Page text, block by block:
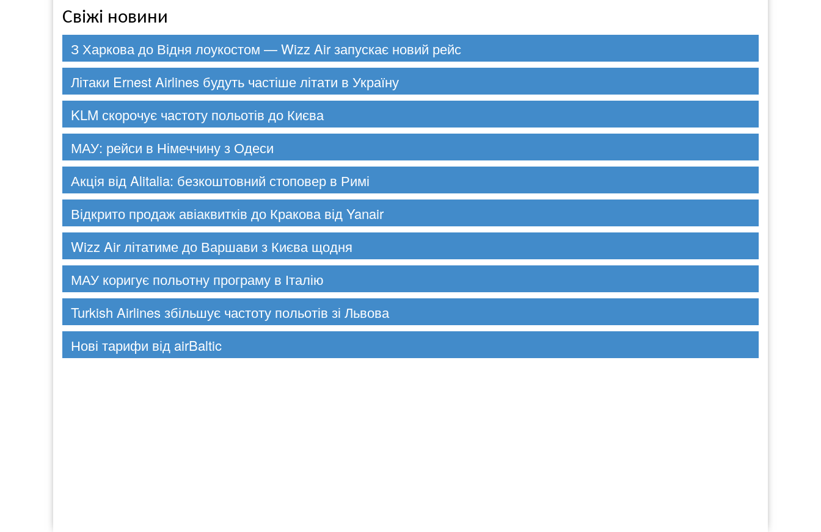
Свіжі новини
З Харкова до Відня лоукостом — Wizz Air запускає новий рейс
Літаки Ernest Airlines будуть частіше літати в Україну
KLM скорочує частоту польотів до Києва
МАУ: рейси в Німеччину з Одеси
Акція від Alitalia: безкоштовний стоповер в Римі
Відкрито продаж авіаквитків до Кракова від Yanair
Wizz Air літатиме до Варшави з Києва щодня
МАУ коригує польотну програму в Італію
Turkish Airlines збільшує частоту польотів зі Львова
Нові тарифи від airBaltic